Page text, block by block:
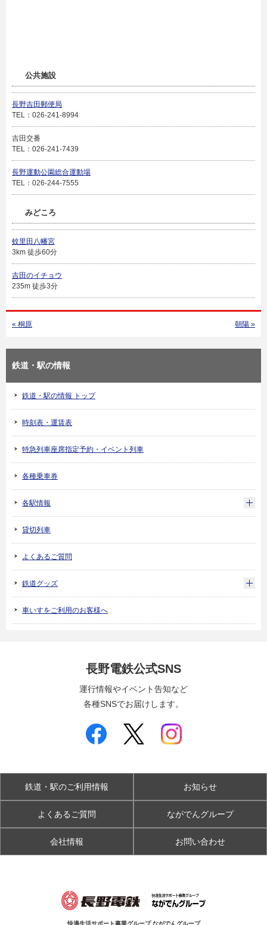
公共施設
長野吉田郵便局
TEL：026-241-8994
吉田交番
TEL：026-241-7439
長野運動公園総合運動場
TEL：026-244-7555
みどころ
蚊里田八幡宮
3km 徒歩60分
吉田のイチョウ
235m 徒歩3分
« 桐原 朝陽 »
鉄道・駅の情報
鉄道・駅の情報 トップ
時刻表・運賃表
特急列車座席指定予約・イベント列車
各種乗車券
各駅情報
貸切列車
よくあるご質問
鉄道グッズ
車いすをご利用のお客様へ
長野電鉄公式SNS
運行情報やイベント告知など
各種SNSでお届けします。
鉄道・駅のご利用情報 お知らせ
よくあるご質問 ながでんグループ
会社情報 お問い合わせ